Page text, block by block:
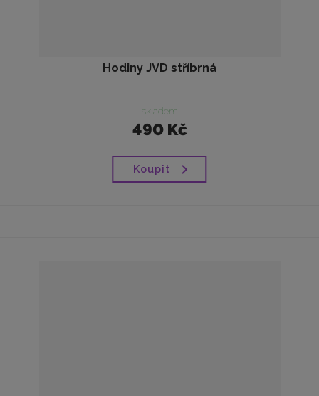
Hodiny JVD stříbrná
skladem
490 Kč
Koupit